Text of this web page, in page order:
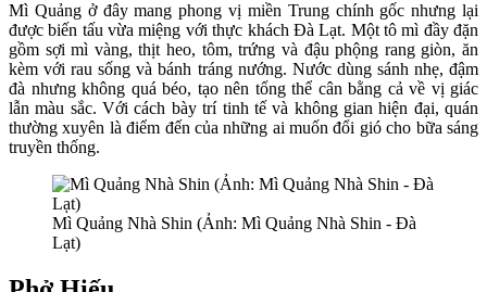
Mì Quảng ở đây mang phong vị miền Trung chính gốc nhưng lại
được biến tấu vừa miệng với thực khách Đà Lạt. Một tô mì đầy đặn
gồm sợi mì vàng, thịt heo, tôm, trứng và đậu phộng rang giòn, ăn
kèm với rau sống và bánh tráng nướng. Nước dùng sánh nhẹ, đậm
đà nhưng không quá béo, tạo nên tổng thể cân bằng cả về vị giác
lẫn màu sắc. Với cách bày trí tinh tế và không gian hiện đại, quán
thường xuyên là điểm đến của những ai muốn đổi gió cho bữa sáng
truyền thống.
Mì Quảng Nhà Shin (Ảnh: Mì Quảng Nhà Shin - Đà
Lạt)